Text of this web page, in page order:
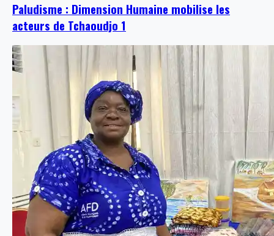
Paludisme : Dimension Humaine mobilise les
acteurs de Tchaoudjo 1